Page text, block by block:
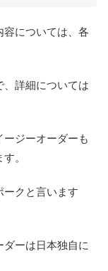
容については、各
、詳細については
ジーオーダーも
。
ークと言います
ーは日本独自に